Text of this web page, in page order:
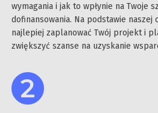
wymagania i jak to wpłynie na Twoje
dofinansowania. Na podstawie naszej
najlepiej zaplanować Twój projekt i
zwiększyć szanse na uzyskanie